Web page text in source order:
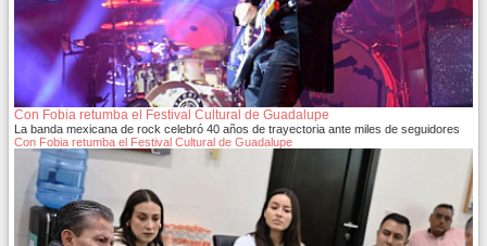
Con Fobia retumba el Festival Cultural de Guadalupe
La banda mexicana de rock celebró 40 años de trayectoria ante miles de seguidores
Con Fobia retumba el Festival Cultural de Guadalupe